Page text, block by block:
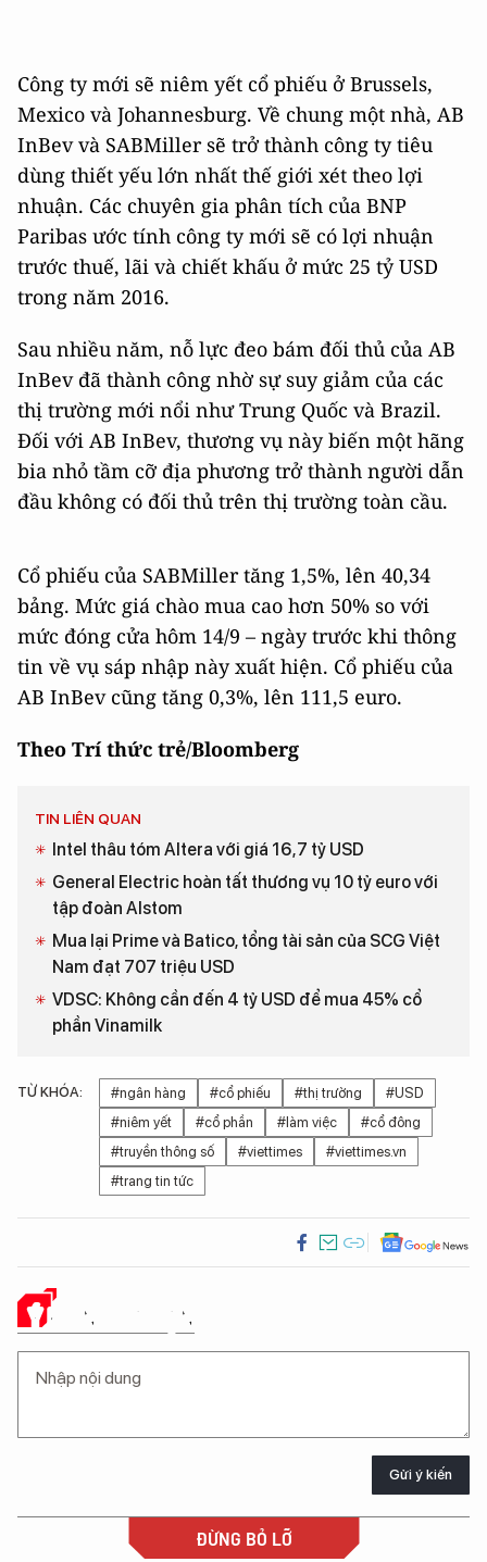
Công ty mới sẽ niêm yết cổ phiếu ở Brussels,
Mexico và Johannesburg. Về chung một nhà, AB
InBev và SABMiller sẽ trở thành công ty tiêu
dùng thiết yếu lớn nhất thế giới xét theo lợi
nhuận. Các chuyên gia phân tích của BNP
Paribas ước tính công ty mới sẽ có lợi nhuận
trước thuế, lãi và chiết khấu ở mức 25 tỷ USD
trong năm 2016.
Sau nhiều năm, nỗ lực đeo bám đối thủ của AB
InBev đã thành công nhờ sự suy giảm của các
thị trường mới nổi như Trung Quốc và Brazil.
Đối với AB InBev, thương vụ này biến một hãng
bia nhỏ tầm cỡ địa phương trở thành người dẫn
đầu không có đối thủ trên thị trường toàn cầu.
Cổ phiếu của SABMiller tăng 1,5%, lên 40,34
bảng. Mức giá chào mua cao hơn 50% so với
mức đóng cửa hôm 14/9 – ngày trước khi thông
tin về vụ sáp nhập này xuất hiện. Cổ phiếu của
AB InBev cũng tăng 0,3%, lên 111,5 euro.
Theo Trí thức trẻ/Bloomberg
TIN LIÊN QUAN
Intel thâu tóm Altera với giá 16,7 tỷ USD
General Electric hoàn tất thương vụ 10 tỷ euro với
tập đoàn Alstom
Mua lại Prime và Batico, tổng tài sản của SCG Việt
Nam đạt 707 triệu USD
VDSC: Không cần đến 4 tỷ USD để mua 45% cổ
phần Vinamilk
TỪ KHÓA: #ngân hàng #cổ phiếu #thị trường
#USD
#niêm yết
#cổ phần #làm việc
#cổ đông
#truyền thông số
#viettimes
#viettimes.vn
#trang tin tức
Ý KIẾN CỦA BẠN
Gửi ý kiến
ĐỪNG BỎ LỠ